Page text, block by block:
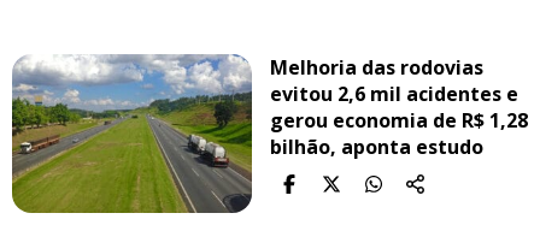
Melhoria das rodovias
evitou 2,6 mil acidentes e
gerou economia de R$ 1,28
bilhão, aponta estudo